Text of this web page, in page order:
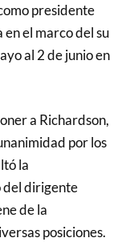
presidente
el marco del su
al 2 de junio en
a Richardson,
por los
la
dirigente
de la
posiciones.